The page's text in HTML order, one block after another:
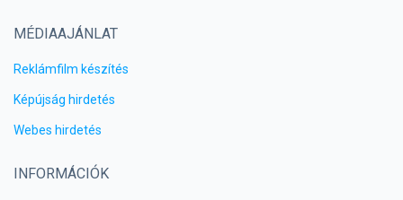
MÉDIAAJÁNLAT
Reklámfilm készítés
Képújság hirdetés
Webes hirdetés
INFORMÁCIÓK